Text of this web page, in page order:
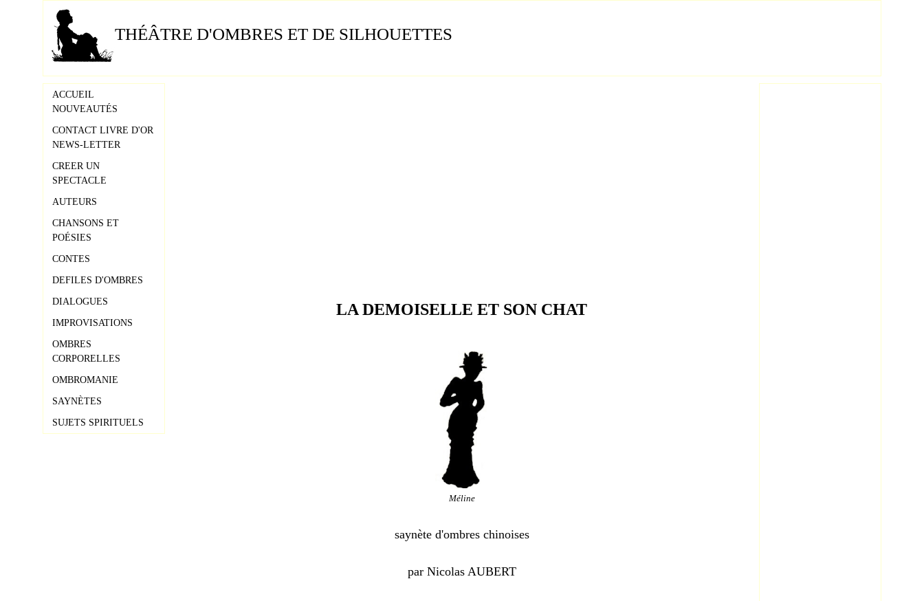
THÉÂTRE D'OMBRES ET DE SILHOUETTES
ACCUEIL
NOUVEAUTÉS
CONTACT LIVRE D'OR
NEWS-LETTER
CREER UN
SPECTACLE
AUTEURS
CHANSONS ET
POÉSIES
CONTES
DEFILES D'OMBRES
DIALOGUES
IMPROVISATIONS
OMBRES
CORPORELLES
OMBROMANIE
SAYNÈTES
SUJETS SPIRITUELS
LA DEMOISELLE ET SON CHAT
Méline
saynète d'ombres chinoises
par Nicolas AUBERT